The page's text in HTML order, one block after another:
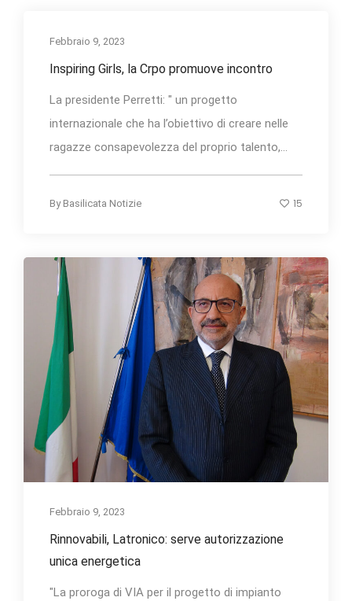
Febbraio 9, 2023
Inspiring Girls, la Crpo promuove incontro
La presidente Perretti: " un progetto
internazionale che ha l’obiettivo di creare nelle
ragazze consapevolezza del proprio talento,...
By Basilicata Notizie 15
Febbraio 9, 2023
Rinnovabili, Latronico: serve autorizzazione
unica energetica
"La proroga di VIA per il progetto di impianto